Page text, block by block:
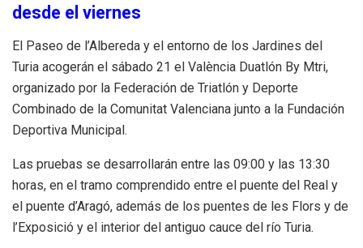
desde el viernes
El Paseo de l’Albereda y el entorno de los Jardines del
Turia acogerán el sábado 21 el València Duatlón By Mtri,
organizado por la Federación de Triatlón y Deporte
Combinado de la Comunitat Valenciana junto a la Fundación
Deportiva Municipal.
Las pruebas se desarrollarán entre las 09:00 y las 13:30
horas, en el tramo comprendido entre el puente del Real y
el puente d’Aragó, además de los puentes de les Flors y de
l’Exposició y el interior del antiguo cauce del río Turia.